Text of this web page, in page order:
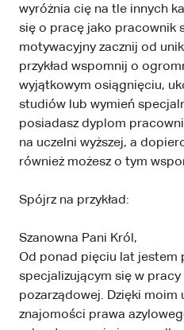
wyróżnia cię na tle innych
się o pracę jako pracownik
motywacyjny zacznij od
przykład wspomnij o
wyjątkowym osiągnięciu,
studiów lub wymień
posiadasz dyplom
na uczelni wyższej, a
również możesz o tym
Spójrz na przykład:
Szanowna Pani Król,
Od ponad pięciu lat jestem
specjalizującym się w
pozarządowej. Dzięki moim
znajomości prawa